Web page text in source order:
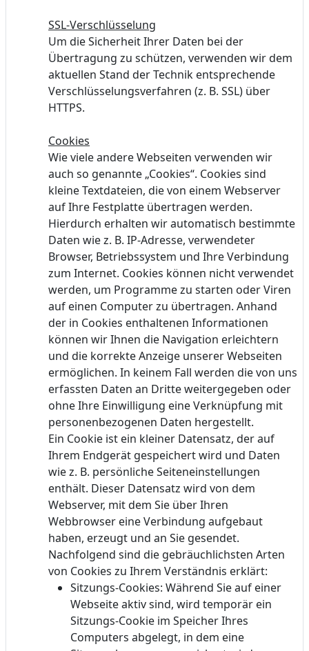
SSL-Verschlüsselung
Um die Sicherheit Ihrer Daten bei der
Übertragung zu schützen, verwenden wir dem
aktuellen Stand der Technik entsprechende
Verschlüsselungsverfahren (z. B. SSL) über
HTTPS.
Cookies
Wie viele andere Webseiten verwenden wir
auch so genannte „Cookies“. Cookies sind
kleine Textdateien, die von einem Webserver
auf Ihre Festplatte übertragen werden.
Hierdurch erhalten wir automatisch bestimmte
Daten wie z. B. IP-Adresse, verwendeter
Browser, Betriebssystem und Ihre Verbindung
zum Internet. Cookies können nicht verwendet
werden, um Programme zu starten oder Viren
auf einen Computer zu übertragen. Anhand
der in Cookies enthaltenen Informationen
können wir Ihnen die Navigation erleichtern
und die korrekte Anzeige unserer Webseiten
ermöglichen. In keinem Fall werden die von uns
erfassten Daten an Dritte weitergegeben oder
ohne Ihre Einwilligung eine Verknüpfung mit
personenbezogenen Daten hergestellt.
Ein Cookie ist ein kleiner Datensatz, der auf
Ihrem Endgerät gespeichert wird und Daten
wie z. B. persönliche Seiteneinstellungen
enthält. Dieser Datensatz wird von dem
Webserver, mit dem Sie über Ihren
Webbrowser eine Verbindung aufgebaut
haben, erzeugt und an Sie gesendet.
Nachfolgend sind die gebräuchlichsten Arten
von Cookies zu Ihrem Verständnis erklärt:
Sitzungs-Cookies: Während Sie auf einer
Webseite aktiv sind, wird temporär ein
Sitzungs-Cookie im Speicher Ihres
Computers abgelegt, in dem eine